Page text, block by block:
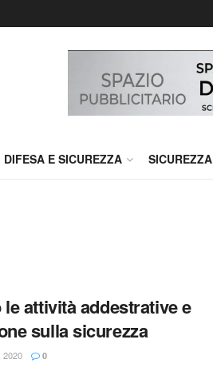
DIFESA E SICUREZZA SICUREZZA
attività addestrative e
sulla sicurezza
0